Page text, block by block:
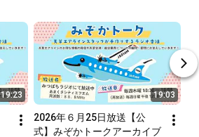
19:23 19:03
2026年６月25日放送【公
式】みぞかトークアーカイブ